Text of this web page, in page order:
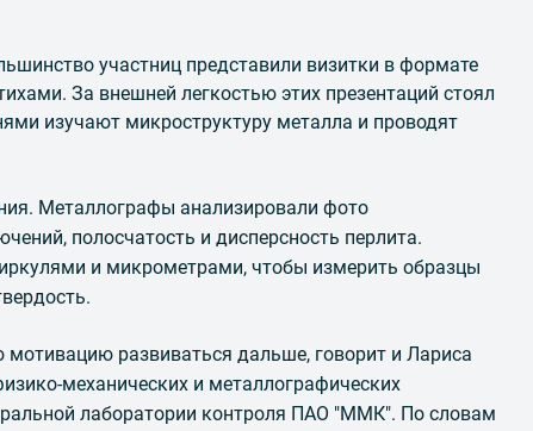
участниц представили визитки в формате
За внешней легкостью этих презентаций стоял
изучают микроструктуру металла и проводят
Металлографы анализировали фото
полосчатость и дисперсность перлита.
и микрометрами, чтобы измерить образцы
развиваться дальше, говорит и Лариса
механических и металлографических
лаборатории контроля ПАО "ММК". По словам